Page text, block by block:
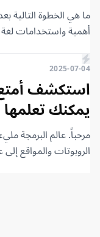
ما هي الخطوة التالية
أهمية واستخدامات
2025-07-04
استكشف أمتع
يمكنك تعلمها
مرحباً. عالم البرمجة
الروبوتات والمواقع